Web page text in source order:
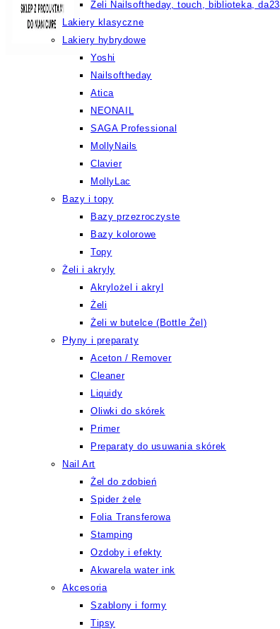
Żeli Nailsoftheday, touch, biblioteka, da23
Lakiery klasyczne
Lakiery hybrydowe
Yoshi
Nailsoftheday
Atica
NEONAIL
SAGA Professional
MollyNails
Clavier
MollyLac
Bazy i topy
Bazy przezroczyste
Bazy kolorowe
Topy
Żeli i akryly
Akrylożel i akryl
Żeli
Żeli w butelce (Bottle Żel)
Płyny i preparaty
Aceton / Remover
Cleaner
Liquidy
Oliwki do skórek
Primer
Preparaty do usuwania skórek
Nail Art
Żel do zdobień
Spider żele
Folia Transferowa
Stamping
Ozdoby i efekty
Akwarela water ink
Akcesoria
Szablony i formy
Tipsy